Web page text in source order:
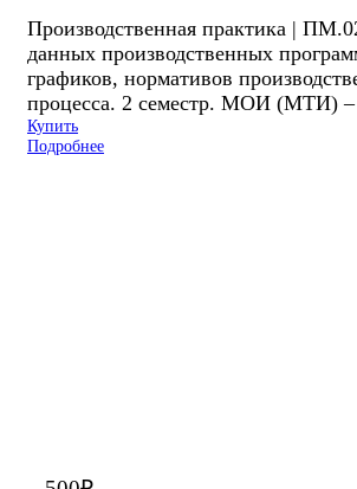
Производственная практика |
данных производственных
графиков, нормативов
процесса. 2 семестр. МОИ (МТИ) –
Купить
Подробнее